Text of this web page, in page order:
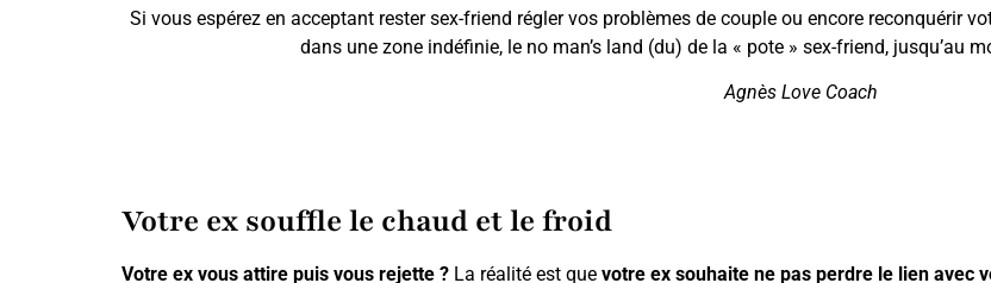
Si vous espérez en acceptant rester sex-friend régler vos problèmes de couple ou encore reconquérir
dans une zone indéfinie, le no man’s land (du) de la « pote » sex-friend, jusqu’au
Agnès Love Coach
Votre ex souffle le chaud et le froid
Votre ex vous attire puis vous rejette ? La réalité est que votre ex souhaite ne pas perdre le lien avec